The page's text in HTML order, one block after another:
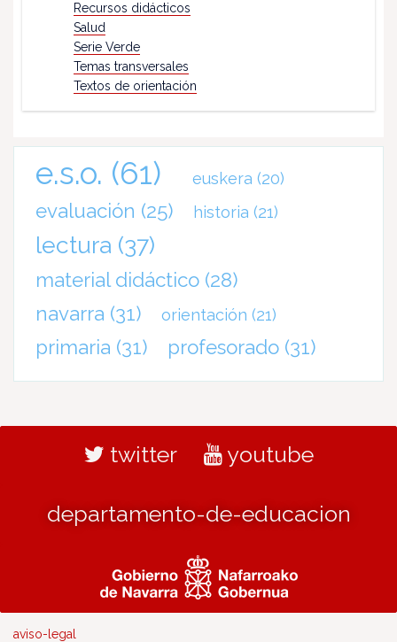
Recursos didácticos
Salud
Serie Verde
Temas transversales
Textos de orientación
e.s.o. (61) euskera (20)
evaluación (25) historia (21)
lectura (37)
material didáctico (28)
navarra (31) orientación (21)
primaria (31) profesorado (31)
twitter youtube
departamento-de-educacion
aviso-legal